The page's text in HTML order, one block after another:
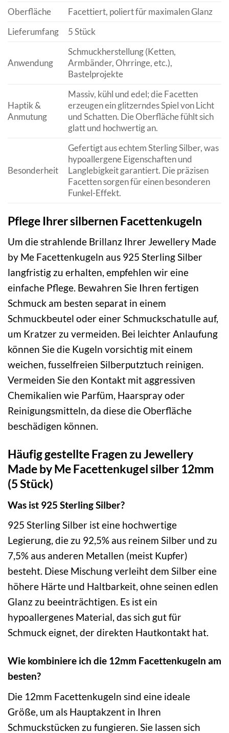
Oberfläche
Facettiert, poliert für maximalen Glanz
Lieferumfang
5 Stück
Anwendung
Schmuckherstellung (Ketten,
Armbänder, Ohrringe, etc.),
Bastelprojekte
Haptik &
Anmutung
Massiv, kühl und edel; die Facetten
erzeugen ein glitzerndes Spiel von Licht
und Schatten. Die Oberfläche fühlt sich
glatt und hochwertig an.
Besonderheit
Gefertigt aus echtem Sterling Silber, was
hypoallergene Eigenschaften und
Langlebigkeit garantiert. Die präzisen
Facetten sorgen für einen besonderen
Funkel-Effekt.
Pflege Ihrer silbernen Facettenkugeln
Um die strahlende Brillanz Ihrer Jewellery Made
by Me Facettenkugeln aus 925 Sterling Silber
langfristig zu erhalten, empfehlen wir eine
einfache Pflege. Bewahren Sie Ihren fertigen
Schmuck am besten separat in einem
Schmuckbeutel oder einer Schmuckschatulle auf,
um Kratzer zu vermeiden. Bei leichter Anlaufung
können Sie die Kugeln vorsichtig mit einem
weichen, fusselfreien Silberputztuch reinigen.
Vermeiden Sie den Kontakt mit aggressiven
Chemikalien wie Parfüm, Haarspray oder
Reinigungsmitteln, da diese die Oberfläche
beschädigen können.
Häufig gestellte Fragen zu Jewellery
Made by Me Facettenkugel silber 12mm
(5 Stück)
Was ist 925 Sterling Silber?
925 Sterling Silber ist eine hochwertige
Legierung, die zu 92,5% aus reinem Silber und zu
7,5% aus anderen Metallen (meist Kupfer)
besteht. Diese Mischung verleiht dem Silber eine
höhere Härte und Haltbarkeit, ohne seinen edlen
Glanz zu beeinträchtigen. Es ist ein
hypoallergenes Material, das sich gut für
Schmuck eignet, der direkten Hautkontakt hat.
Wie kombiniere ich die 12mm Facettenkugeln am
besten?
Die 12mm Facettenkugeln sind eine ideale
Größe, um als Hauptakzent in Ihren
Schmuckstücken zu fungieren. Sie lassen sich